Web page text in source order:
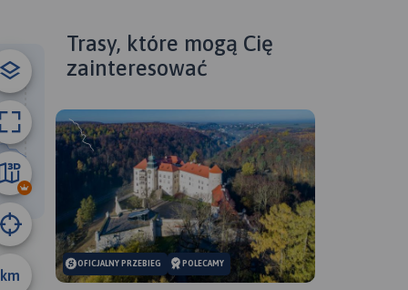
km
50 km
Trasy, które mogą Cię
zainteresować
OFICJALNY PRZEBIEG POLECAMY